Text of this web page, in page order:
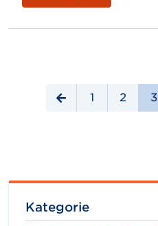
1 2 3
Kategorie